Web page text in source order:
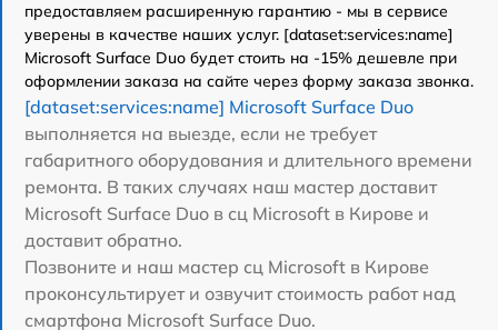
предоставляем расширенную гарантию - мы в сервисе
уверены в качестве наших услуг. [dataset:services:name]
Microsoft Surface Duo будет стоить на -15% дешевле при
оформлении заказа на сайте через форму заказа звонка.
[dataset:services:name] Microsoft Surface Duo
выполняется на выезде, если не требует
габаритного оборудования и длительного времени
ремонта. В таких случаях наш мастер доставит
Microsoft Surface Duo в сц Microsoft в Кирове и
доставит обратно.
Позвоните и наш мастер сц Microsoft в Кирове
проконсультирует и озвучит стоимость работ над
смартфона Microsoft Surface Duo.